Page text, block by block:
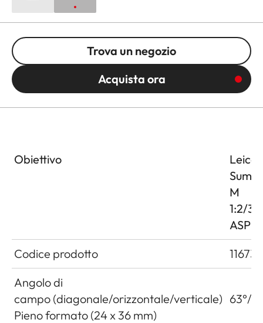
Trova un negozio
Acquista ora
Obiettivo
Leica
M
1:2/
ASPH.
Codice prodotto
11673
Angolo di
campo (diagonale/orizzontale/verticale)
Pieno formato (24 x 36 mm)
63°/